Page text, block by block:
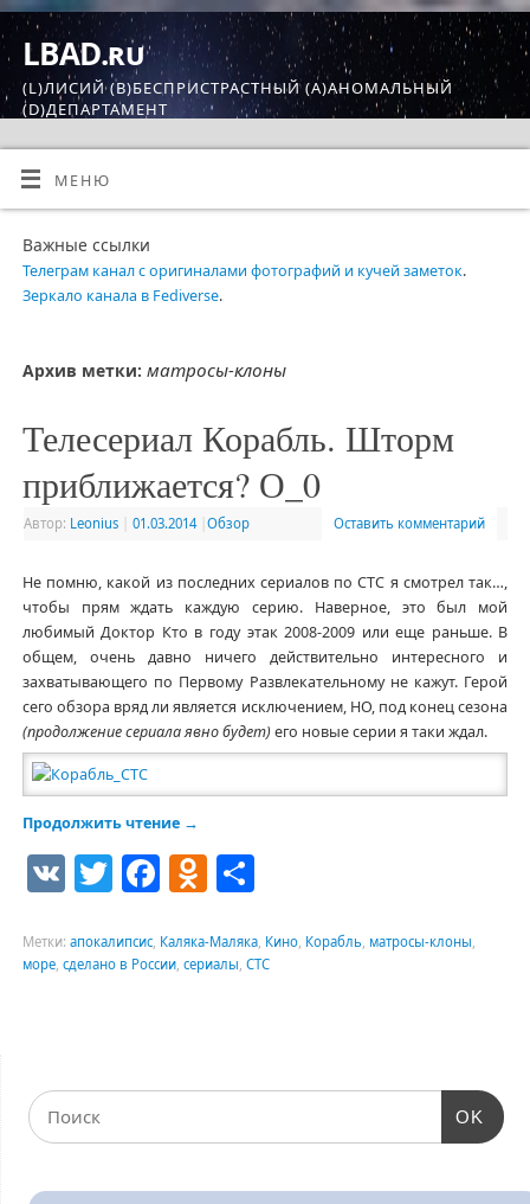
LBAD.ru
(L)ЛИСИЙ (B)БЕСПРИСТРАСТНЫЙ (A)АНОМАЛЬНЫЙ
(D)ДЕПАРТАМЕНТ
МЕНЮ
Важные ссылки
Телеграм канал с оригиналами фотографий и кучей заметок.
Зеркало канала в Fediverse.
Архив метки: матросы-клоны
Телесериал Корабль. Шторм
приближается? О_0
Автор: Leonius 01.03.2014 Обзор Оставить комментарий
Не помню, какой из последних сериалов по СТС я смотрел так…,
чтобы прям ждать каждую серию. Наверное, это был мой
любимый Доктор Кто в году этак 2008-2009 или еще раньше. В
общем, очень давно ничего действительно интересного и
захватывающего по Первому Развлекательному не кажут. Герой
сего обзора вряд ли является исключением, НО, под конец сезона
(продолжение сериала явно будет) его новые серии я таки ждал.
Продолжить чтение →
VKTwitter
Facebook
Odnoklassniki
Отправить
Метки: апокалипсис, Каляка-Маляка, Кино, Корабль, матросы-клоны,
море, сделано в России, сериалы, СТС
OK